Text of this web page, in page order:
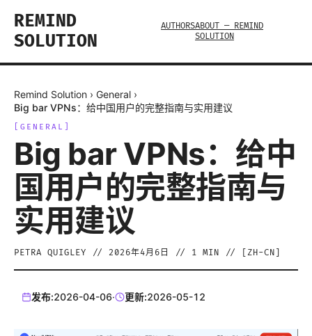
REMIND
SOLUTION
AUTHORSABOUT — REMIND
SOLUTION
Remind Solution › General ›
Big bar VPNs：给中国用户的完整指南与实用建议
GENERAL
Big bar VPNs：给中
国用户的完整指南与
实用建议
PETRA QUIGLEY // 2026年4月6日 // 1 MIN // [ ZH-CN
发布:2026-04-06· 更新:2026-05-12